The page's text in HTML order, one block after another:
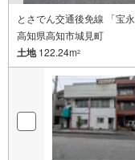
とさでん交通後免線 「宝
高知県高知市城見町
土地122.24m2